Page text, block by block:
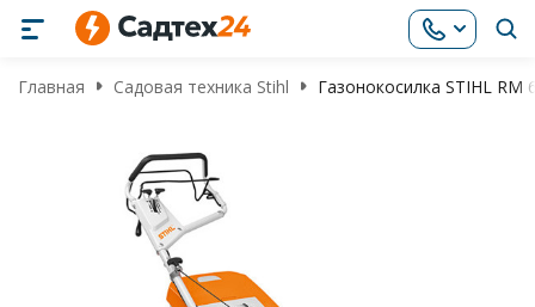
Главная Садовая техника Stihl Газонокосилка STIHL RM